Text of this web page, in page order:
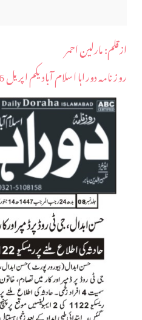
ازقلم: مارلین احمر
روز نامہ دوراہا اسلام آباد یکم اپریل 2026